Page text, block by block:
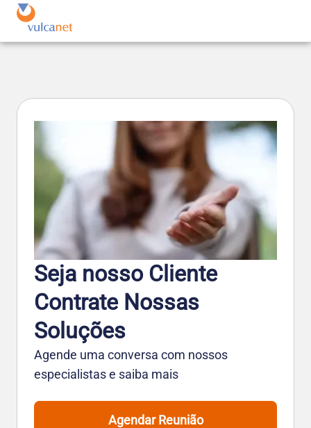
Seja nosso Cliente
Contrate Nossas
Soluções
Agende uma conversa com nossos
especialistas e saiba mais
Agendar Reunião